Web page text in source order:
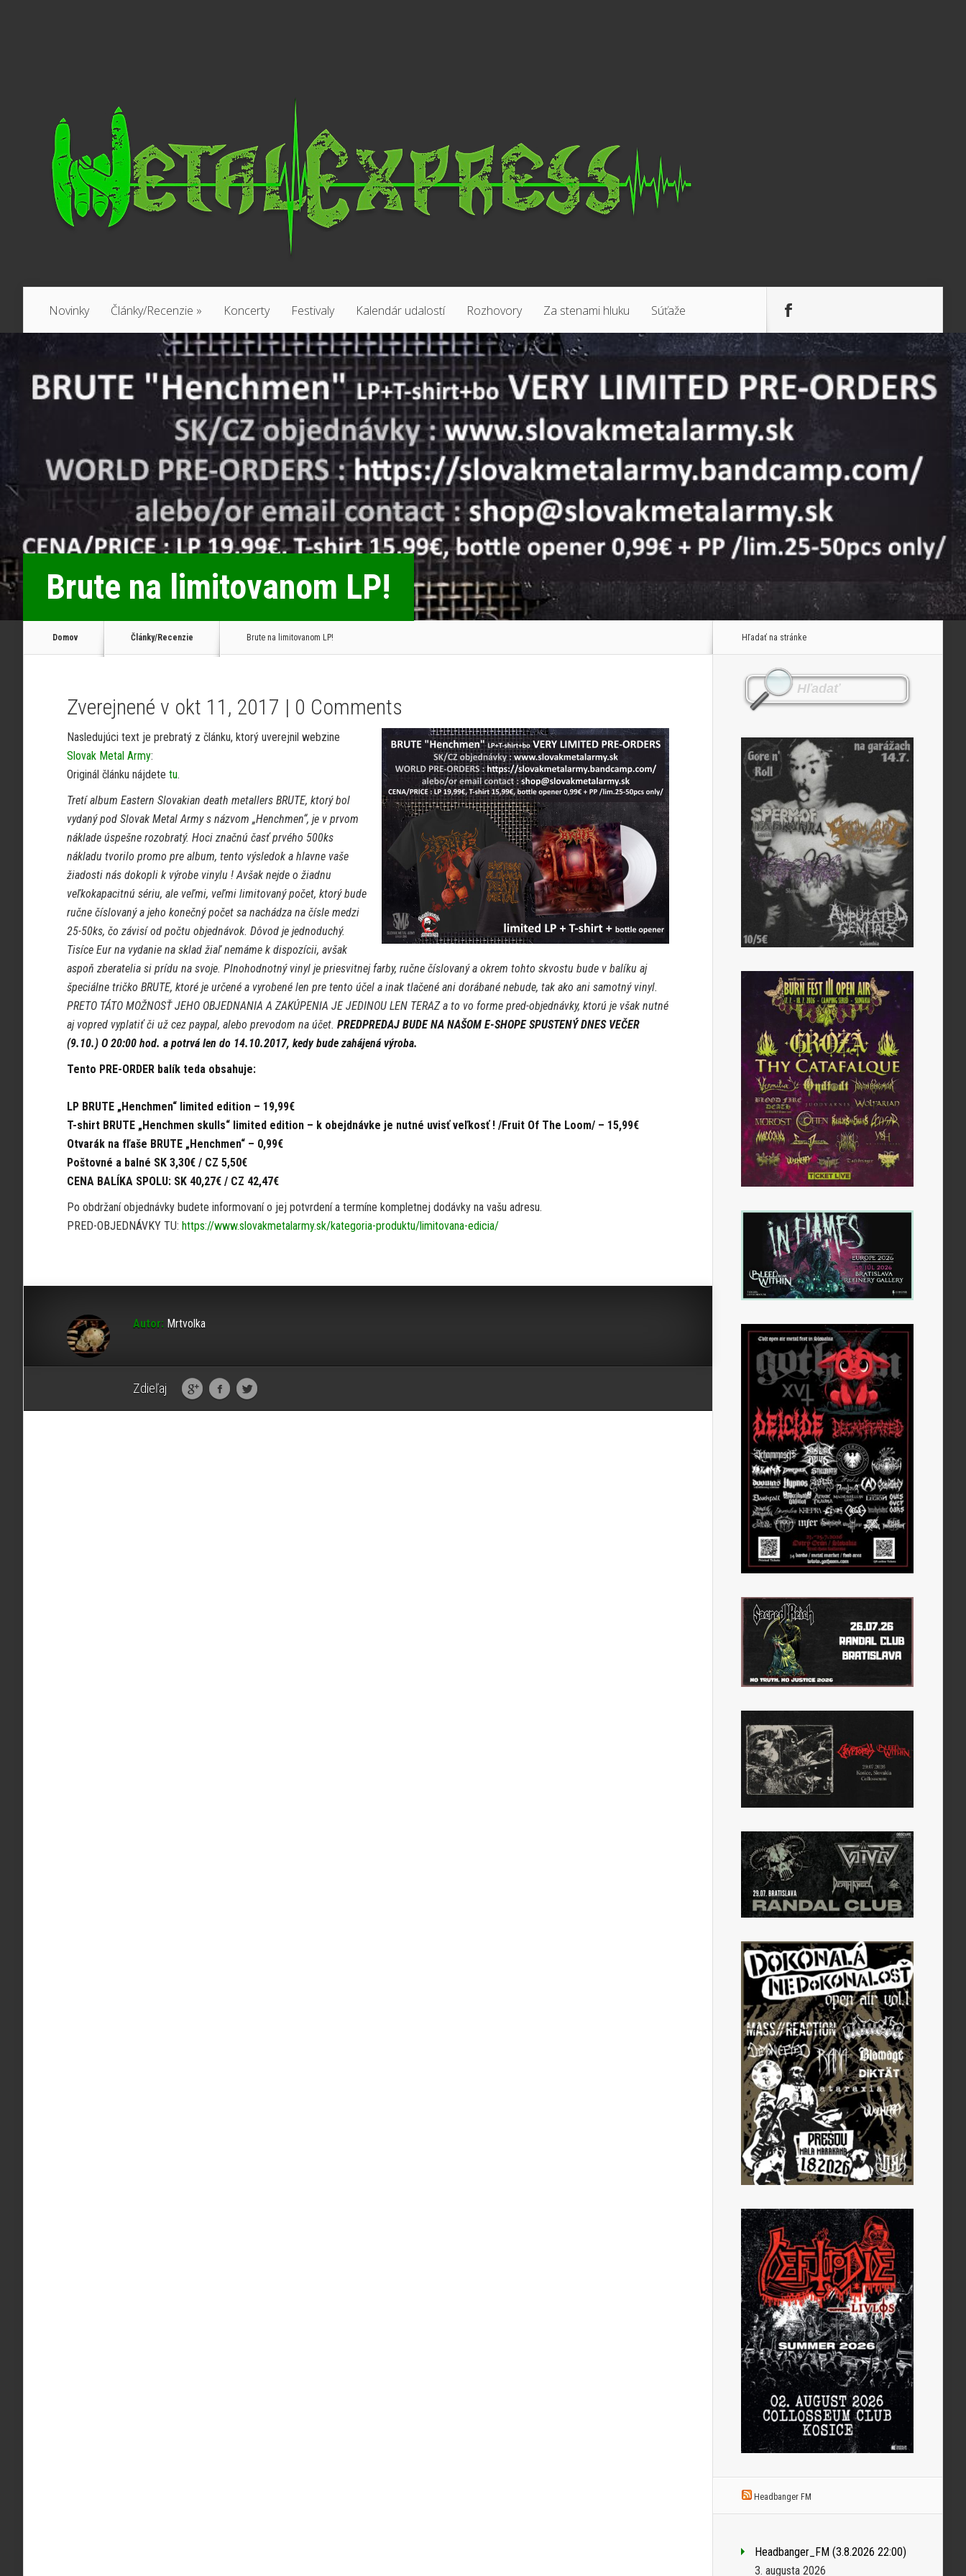
Novinky Články/Recenzie » Koncerty Festivaly Kalendár udalostí Rozhovory Za stenami hluku Súťaže
Brute na limitovanom LP!
Domov Články/Recenzie Brute na limitovanom LP!
Zverejnené v okt 11, 2017 | 0 Comments
Nasledujúci text je prebratý z článku, ktorý uverejnil webzine
Slovak Metal Army:
Originál článku nájdete tu.
Tretí album Eastern Slovakian death metallers BRUTE, ktorý bol
vydaný pod Slovak Metal Army s názvom „Henchmen“, je v prvom
náklade úspešne rozobratý. Hoci značnú časť prvého 500ks
nákladu tvorilo promo pre album, tento výsledok a hlavne vaše
žiadosti nás dokopli k výrobe vinylu ! Avšak nejde o žiadnu
veľkokapacitnú sériu, ale veľmi, veľmi limitovaný počet, ktorý bude
ručne číslovaný a jeho konečný počet sa nachádza na čísle medzi
25-50ks, čo závisí od počtu objednávok. Dôvod je jednoduchý.
Tisíce Eur na vydanie na sklad žiaľ nemáme k dispozícii, avšak
aspoň zberatelia si prídu na svoje. Plnohodnotný vinyl je priesvitnej farby, ručne číslovaný a okrem tohto skvostu bude v balíku aj
špeciálne tričko BRUTE, ktoré je určené a vyrobené len pre tento účel a inak tlačené ani dorábané nebude, tak ako ani samotný vinyl.
PRETO TÁTO MOŽNOSŤ JEHO OBJEDNANIA A ZAKÚPENIA JE JEDINOU LEN TERAZ a to vo forme pred-objednávky, ktorú je však nutné
aj vopred vyplatiť či už cez paypal, alebo prevodom na účet. PREDPREDAJ BUDE NA NAŠOM E-SHOPE SPUSTENÝ DNES VEČER
(9.10.) O 20:00 hod. a potrvá len do 14.10.2017, kedy bude zahájená výroba.
Tento PRE-ORDER balík teda obsahuje:
LP BRUTE „Henchmen“ limited edition – 19,99€
T-shirt BRUTE „Henchmen skulls“ limited edition – k obejdnávke je nutné uvisť veľkosť ! /Fruit Of The Loom/ – 15,99€
Otvarák na fľaše BRUTE „Henchmen“ – 0,99€
Poštovné a balné SK 3,30€ / CZ 5,50€
CENA BALÍKA SPOLU: SK 40,27€ / CZ 42,47€
Po obdržaní objednávky budete informovaní o jej potvrdení a termíne kompletnej dodávky na vašu adresu.
PRED-OBJEDNÁVKY TU: https://www.slovakmetalarmy.sk/kategoria-produktu/limitovana-edicia/
Autor: Mrtvolka
Zdieľaj
Hľadať na stránke
Headbanger FM
Headbanger_FM (3.8.2026 22:00)
3. augusta 2026